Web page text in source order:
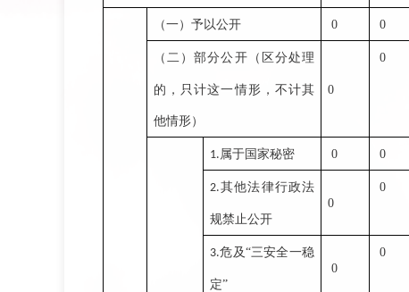
（一）予以公开 0 0
（二）部分公开（区分处理
的，只计这一情形，不计其
他情形）
0
0
1. 属于国家秘密 0 0
2.其他法律行政法
规禁止公开
0
0
3.危及“三安全一稳
定”
0
0